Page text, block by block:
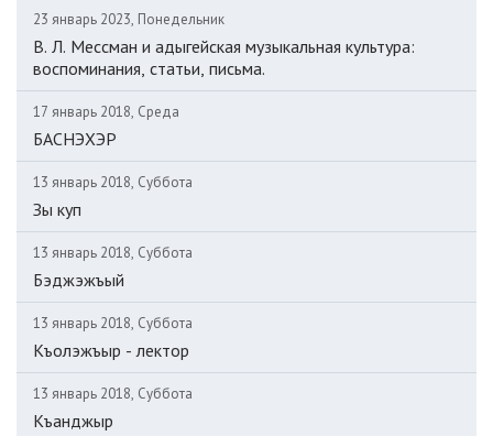
23 январь 2023, Понедельник
В. Л. Мессман и адыгейская музыкальная культура:
воспоминания, статьи, письма.
17 январь 2018, Среда
БАСНЭХЭР
13 январь 2018, Суббота
Зы куп
13 январь 2018, Суббота
Бэджэжъый
13 январь 2018, Суббота
Къолэжъыр - лектор
13 январь 2018, Суббота
Къанджыр